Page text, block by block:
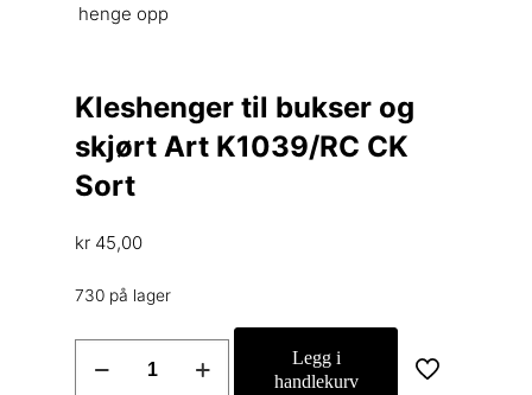
henge opp
Kleshenger til bukser og
skjørt Art K1039/RC CK
Sort
kr 45,00
730 på lager
Legg i
handlekurv